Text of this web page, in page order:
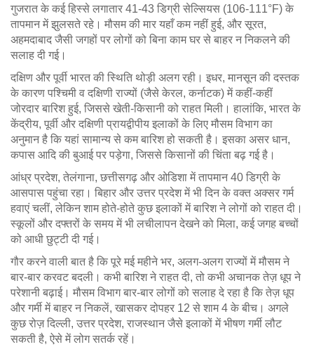
गुजरात के कई हिस्से लगातार 41-43 डिग्री सेल्सियस (106-111°F) के
तापमान में झुलसते रहे। मौसम की मार यहाँ कम नहीं हुई, और सूरत,
अहमदाबाद जैसी जगहों पर लोगों को बिना काम घर से बाहर न निकलने की
सलाह दी गई।
दक्षिण और पूर्वी भारत की स्थिति थोड़ी अलग रही। इधर, मानसून की दस्तक
के कारण पश्चिमी व दक्षिणी राज्यों (जैसे केरल, कर्नाटक) में कहीं-कहीं
जोरदार बारिश हुई, जिससे खेती-किसानी को राहत मिली। हालांकि, भारत के
केंद्रीय, पूर्वी और दक्षिणी प्रायद्वीपीय इलाकों के लिए मौसम विभाग का
अनुमान है कि यहां सामान्य से कम बारिश हो सकती है। इसका असर धान,
कपास आदि की बुआई पर पड़ेगा, जिससे किसानों की चिंता बढ़ गई है।
आंध्र प्रदेश, तेलंगाना, छत्तीसगढ़ और ओडिशा में तापमान 40 डिग्री के
आसपास पहुंचा रहा। बिहार और उत्तर प्रदेश में भी दिन के वक्त अक्सर गर्म
हवाएं चलीं, लेकिन शाम होते-होते कुछ इलाकों में बारिश ने लोगों को राहत दी।
स्कूलों और दफ्तरों के समय में भी लचीलापन देखने को मिला, कई जगह बच्चों
को आधी छुट्टी दी गई।
गौर करने वाली बात है कि पूरे मई महीने भर, अलग-अलग राज्यों में मौसम ने
बार-बार करवट बदली। कभी बारिश ने राहत दी, तो कभी अचानक तेज़ धूप ने
परेशानी बढ़ाई। मौसम विभाग बार-बार लोगों को सलाह दे रहा है कि तेज़ धूप
और गर्मी में बाहर न निकलें, खासकर दोपहर 12 से शाम 4 के बीच। अगले
कुछ रोज़ दिल्ली, उत्तर प्रदेश, राजस्थान जैसे इलाकों में भीषण गर्मी लौट
सकती है, ऐसे में लोग सतर्क रहें।